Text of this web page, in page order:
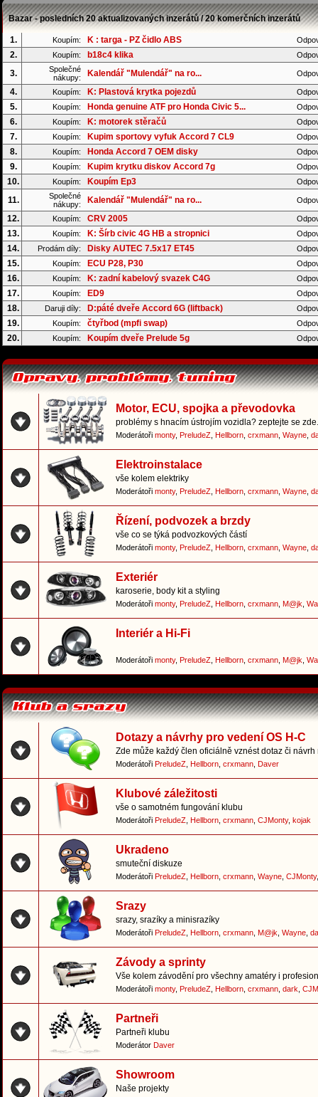
Bazar - posledních 20 aktualizovaných inzerátů / 20 komerčních inzerátů
1. Koupím: K : targa - PZ čidlo ABS
2. Koupím: b18c4 klika
3.
Společné
nákupy:
Kalendář "Mulendář" na ro...
4. Koupím: K: Plastová krytka pojezdů
5. Koupím: Honda genuine ATF pro Honda Civic 5...
6. Koupím: K: motorek stěračů
7. Koupím: Kupim sportovy vyfuk Accord 7 CL9
8. Koupím: Honda Accord 7 OEM disky
9. Koupím: Kupim krytku diskov Accord 7g
10. Koupím: Koupím Ep3
11.
Společné
nákupy:
Kalendář "Mulendář" na ro...
12. Koupím: CRV 2005
13. Koupím: K: Šírb civic 4G HB a stropnici
14. Prodám díly: Disky AUTEC 7.5x17 ET45
15. Koupím: ECU P28, P30
16. Koupím: K: zadní kabelový svazek C4G
17. Koupím: ED9
18. Daruji díly: D:páté dveře Accord 6G (liftback)
19. Koupím: čtyřbod (mpfi swap)
20. Koupím: Koupím dveře Prelude 5g
Motor, ECU, spojka a převodovka
problémy s hnacím ústrojím vozidla? zeptejte se
Moderátoři monty, PreludeZ Hellborn crxmann Wayne
Elektroinstalace
vše kolem elektriky
Moderátoři monty, PreludeZ Hellborn crxmann Wayne
Řízení, podvozek a brzdy
vše co se týká podvozkových částí
Moderátoři monty, PreludeZ Hellborn crxmann Wayne
Exteriér
karoserie, body kit a styling
Moderátoři monty, PreludeZ Hellborn crxmann M@jk
Interiér a Hi-Fi
Moderátoři monty, PreludeZ Hellborn crxmann M@jk
Dotazy a návrhy pro vedení OS H-C
Zde může každý člen oficiálně vznést dotaz či
Moderátoři PreludeZ Hellborn crxmann Daver
Klubové záležitosti
vše o samotném fungování klubu
Moderátoři PreludeZ Hellborn crxmann CJMonty, kojak
Ukradeno
smuteční diskuze
Moderátoři PreludeZ Hellborn crxmann Wayne CJMonty
Srazy
srazy, srazíky a minisrazíky
Moderátoři PreludeZ Hellborn crxmann M@jk Wayne
Závody a sprinty
Vše kolem závodění pro všechny amatéry i
Moderátoři monty, PreludeZ Hellborn crxmann dark
Partneři
Partneři klubu
Moderátor Daver
Showroom
Naše projekty